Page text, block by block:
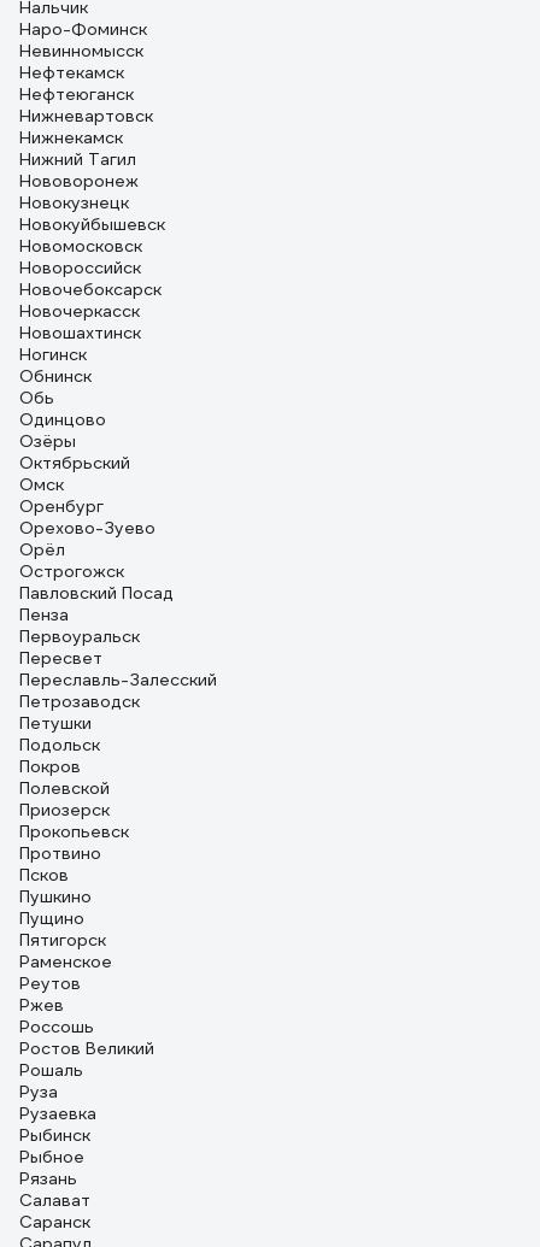
Нальчик
Наро-Фоминск
Невинномысск
Нефтекамск
Нефтеюганск
Нижневартовск
Нижнекамск
Нижний Тагил
Нововоронеж
Новокузнецк
Новокуйбышевск
Новомосковск
Новороссийск
Новочебоксарск
Новочеркасск
Новошахтинск
Ногинск
Обнинск
Обь
Одинцово
Озёры
Октябрьский
Омск
Оренбург
Орехово-Зуево
Орёл
Острогожск
Павловский Посад
Пенза
Первоуральск
Пересвет
Переславль-Залесский
Петрозаводск
Петушки
Подольск
Покров
Полевской
Приозерск
Прокопьевск
Протвино
Псков
Пушкино
Пущино
Пятигорск
Раменское
Реутов
Ржев
Россошь
Ростов Великий
Рошаль
Руза
Рузаевка
Рыбинск
Рыбное
Рязань
Салават
Саранск